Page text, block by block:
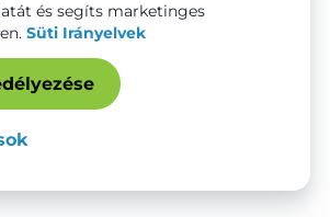
és segíts marketinges
Süti Irányelvek